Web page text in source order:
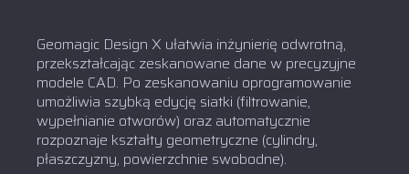
Geomagic Design X ułatwia inżynierię odwrotną,
przekształcając zeskanowane dane w precyzyjne
modele CAD. Po zeskanowaniu oprogramowanie
umożliwia szybką edycję siatki (filtrowanie,
wypełnianie otworów) oraz automatycznie
rozpoznaje kształty geometryczne (cylindry,
płaszczyzny, powierzchnie swobodne).